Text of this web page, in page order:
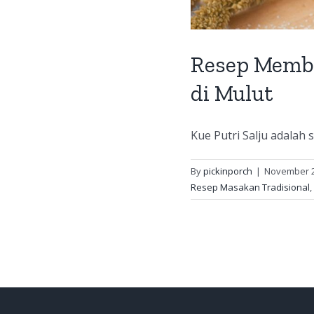
Resep
di Mulut
Kue Putri Salju adalah
Bypickinporch | November
Resep Masakan Tradisional,